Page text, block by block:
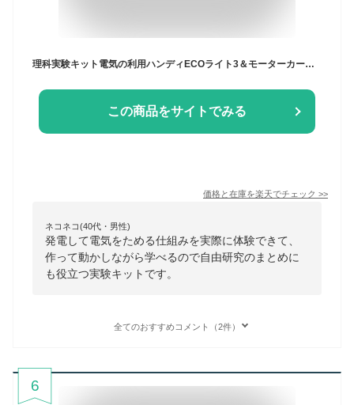
理科実験キット電気の利用ハンディECOライト3＆モーターカー部品 小学生 夏休み 冬休み 自由研究 科学工作 6年生 発電 電気をためる 懐中電燈 発光ダイオード コンデンサー 豆電球 自動車部品 動く 自動車作り
この商品をサイトでみる
価格と在庫を楽天でチェック >>
ネコネコ(40代・男性)
発電して電気をためる仕組みを実際に体験できて、
作って動かしながら学べるので自由研究のまとめに
も役立つ実験キットです。
全てのおすすめコメント（2件）
6